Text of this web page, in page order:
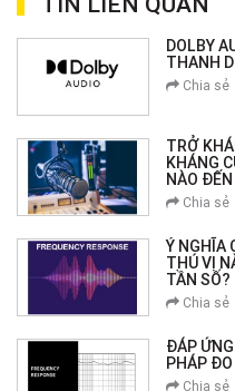
DOLBY
THANH
Chia sẻ
TRỞ
KHÁNG
NÀO
Chia sẻ
Ý NGHĨA
THÚ VỊ
TẦN SỐ?
Chia sẻ
ĐÁP
PHÁP
Chia sẻ